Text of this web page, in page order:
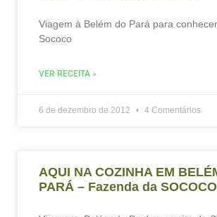
Viagem à Belém do Pará para
Sococo
VER RECEITA »
6 de dezembro de 2012 4 Comentários
AQUI NA COZINHA EM
PARÁ – Fazenda da SOCOCO